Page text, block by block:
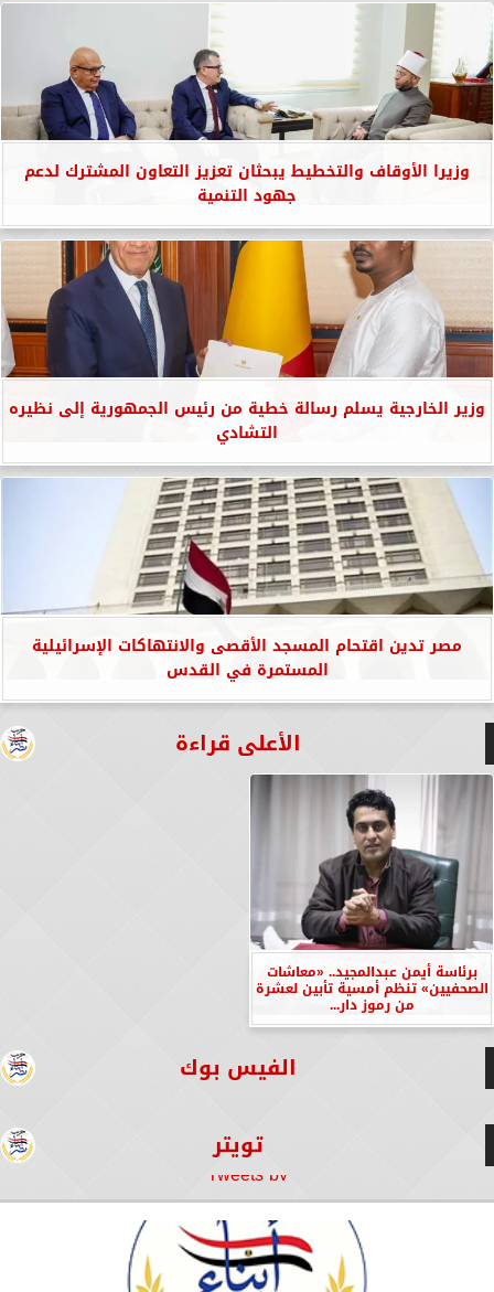
وزيرا الأوقاف والتخطيط يبحثان تعزيز التعاون المشترك لدعم
جهود التنمية
وزير الخارجية يسلم رسالة خطية من رئيس الجمهورية إلى نظيره
التشادي
مصر تدين اقتحام المسجد الأقصى والانتهاكات الإسرائيلية
المستمرة في القدس
الأعلى قراءة
برئاسة أيمن عبدالمجيد.. «معاشات
الصحفيين» تنظم أمسية تأبين لعشرة
من رموز دار...
الفيس بوك
تويتر
Tweets by